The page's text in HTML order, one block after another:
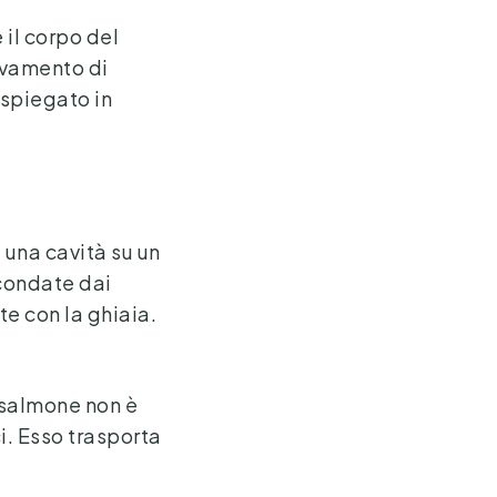
il corpo del
di
in
cavità su un
dai
con la ghiaia.
non è
Esso trasporta